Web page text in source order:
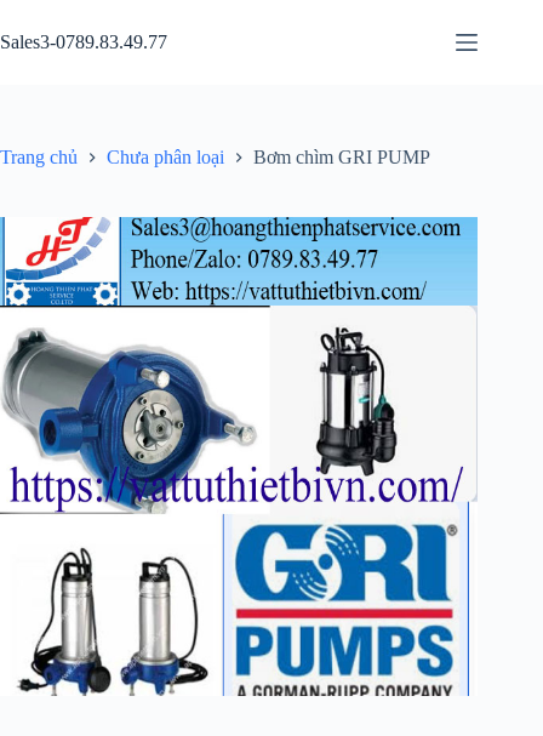
đến
phần
Sales3-0789.83.49.77
Trang chủ Chưa phân loại Bơm chìm GRI PUMP